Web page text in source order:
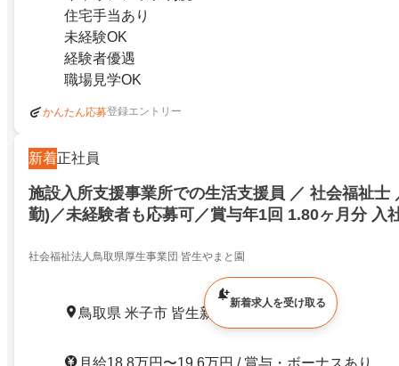
住宅手当あり
未経験OK
経験者優遇
職場見学OK
かんたん応募登録エントリー
新着正社員
施設入所支援事業所での生活支援員 ／ 社会福祉士
勤)／未経験者も応募可／賞与年1回 1.80ヶ月分 入
入社2年目より支給！／年休120日以上／23829074
社会福祉法人鳥取県厚生事業団 皆生やまと園
鳥取県 米子市 皆生新田 / 博労町駅
月給18.8万円〜19.6万円 / 賞与・ボーナスあり
新着求人を受け取る